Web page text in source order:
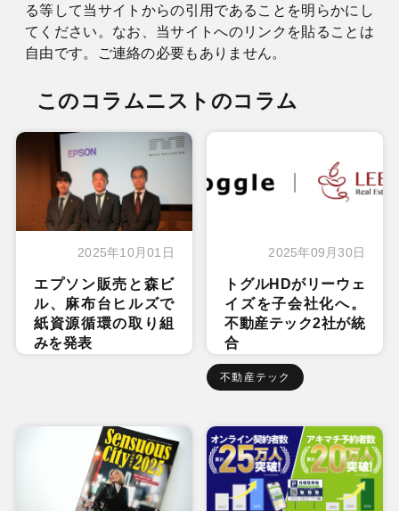
る等して当サイトからの引用であることを明らかにし
てください。なお、当サイトへのリンクを貼ることは
自由です。ご連絡の必要もありません。
このコラムニストのコラム
2025年10月01日
エプソン販売と森ビ
ル、麻布台ヒルズで
紙資源循環の取り組
みを発表
2025年09月30日
トグルHDがリーウェ
イズを子会社化へ。
不動産テック2社が統
合
不動産テック